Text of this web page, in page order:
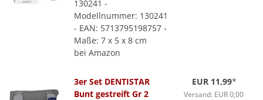
130241 -
Modellnummer: 130241
- EAN: 5713795198757 -
Maße: 7 x 5 x 8 cm
bei Amazon
3er Set DENTISTAR
Bunt gestreift Gr 2
EUR 11,99*
Versand: EUR 0,00